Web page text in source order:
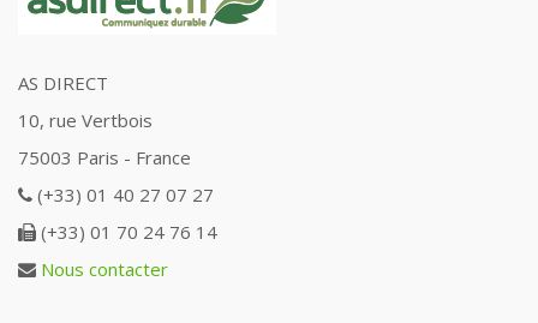
AS DIRECT
10, rue Vertbois
75003 Paris - France
(+33) 01 40 27 07 27
(+33) 01 70 24 76 14
Nous contacter